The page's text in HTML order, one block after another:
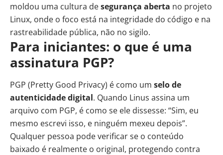
moldou uma cultura desegurança aberta no projeto
Linux, onde o foco está na integridade do código e na
rastreabilidade pública, não no sigilo.
Para iniciantes: o que é uma
assinatura PGP?
PGP (Pretty Good Privacy) é como um selo de
autenticidade digital. Quando Linus assina um
arquivo com PGP, é como se ele dissesse: “Sim, eu
mesmo escrevi isso, e ninguém mexeu depois”.
Qualquer pessoa pode verificar se o conteúdo
baixado é realmente o original, protegendo contra